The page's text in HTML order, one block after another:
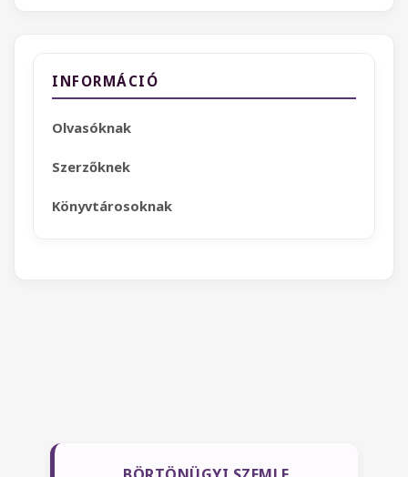
INFORMÁCIÓ
Olvasóknak
Szerzőknek
Könyvtárosoknak